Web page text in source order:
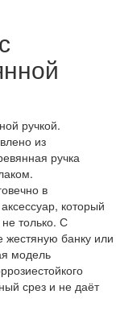
ручкой.
из
ручка
в
который
только. С
жестяную банку или
модель
срез и не даёт